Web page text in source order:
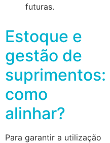
futuras.
Estoque e
gestão de
suprimentos:
como
alinhar?
Para garantir a utilização